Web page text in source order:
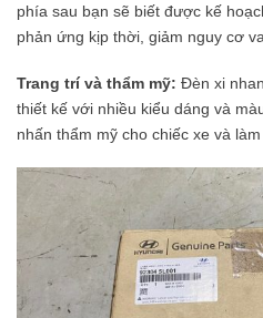
phía sau bạn sẽ biết được kế
phản ứng kịp thời, giảm nguy cơ
Trang trí và thẩm mỹ: Đèn xi
thiết kế với nhiều kiểu dáng và
nhấn thẩm mỹ cho chiếc xe và